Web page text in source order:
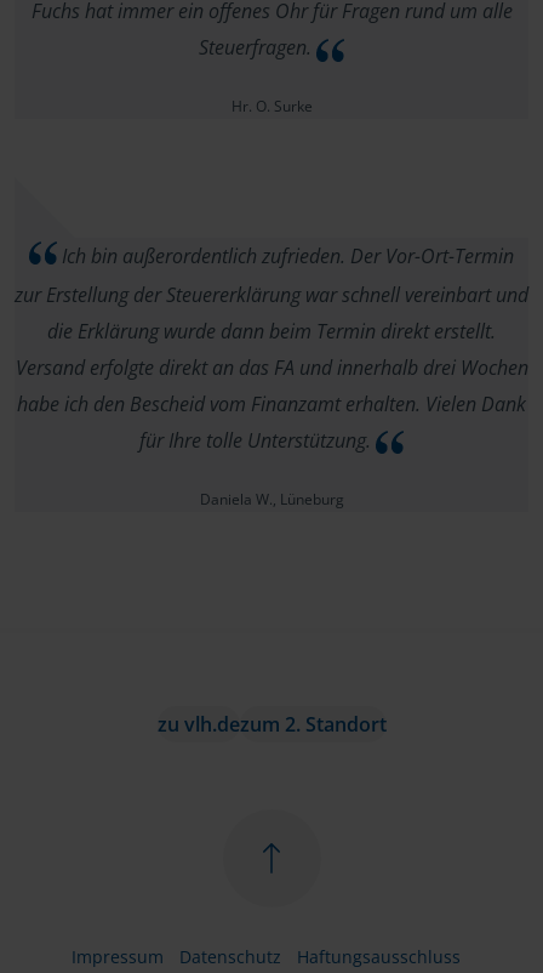
Fuchs hat immer ein offenes Ohr für Fragen rund um alle
Steuerfragen.
Hr. O. Surke
Ich bin außerordentlich zufrieden. Der Vor-Ort-Termin
zur Erstellung der Steuererklärung war schnell vereinbart und
die Erklärung wurde dann beim Termin direkt erstellt.
Versand erfolgte direkt an das FA und innerhalb drei Wochen
habe ich den Bescheid vom Finanzamt erhalten. Vielen Dank
für Ihre tolle Unterstützung.
Daniela W., Lüneburg
zu vlh.dezum 2. Standort
Impressum Datenschutz
Haftungsausschluss